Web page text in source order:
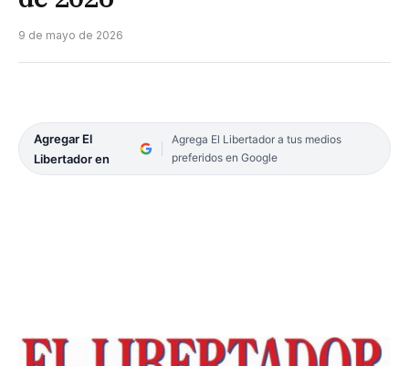
9 de mayo de 2026
Agregar El
Libertador en
Agrega El Libertador a tus medios
preferidos en Google